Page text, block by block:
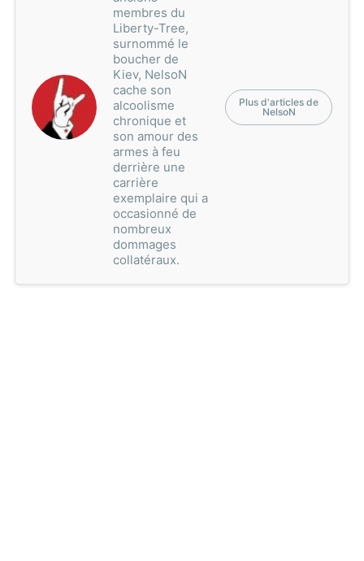
membres du
Liberty-Tree,
surnommé le
boucher de
Kiev, NelsoN
cache son
alcoolisme
chronique et
son amour des
armes à feu
derrière une
carrière
exemplaire qui a
occasionné de
nombreux
dommages
collatéraux.
Plus d'articles de
NelsoN